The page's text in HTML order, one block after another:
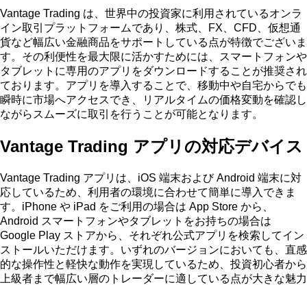
Vantage Trading は、世界中の投資家に利用されているオンラ
イン取引プラットフォームであり、株式、FX、CFD、仮想通
貨など幅広い金融商品をサポートしている点が特徴でございま
す。その利便性を最大限に活かすためには、スマートフォンや
タブレットに専用のアプリをダウンロードすることが推奨され
ております。アプリを導入することで、移動中や自宅からでも
瞬時に市場へアクセスでき、リアルタイムの価格変動を確認し
ながらスムーズに取引を行うことが可能となります。
Vantage Trading アプリの対応デバイス
Vantage Trading アプリは、iOS 端末および Android 端末に対
応しているため、利用者の環境に合わせて簡単に導入できま
す。iPhone や iPad をご利用の場合は App Store から、
Android スマートフォンやタブレットをお持ちの場合は
Google Play ストアから、それぞれ公式アプリを検索してイン
ストールいただけます。いずれのバージョンにおいても、直感
的な操作性と軽快な動作を実現しているため、投資初心者から
上級者まで幅広い層のトレーダーに適している点が大きな魅力